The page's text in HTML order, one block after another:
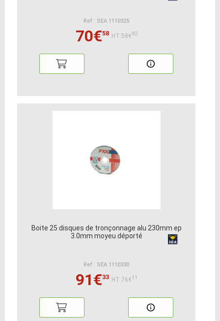
Ref : SEA 1110325
70€58 HT:58€82
Boite 25 disques de tronçonnage alu 230mm ep
3.0mm moyeu déporté
Ref : SEA 1110330
91€33 HT:76€11